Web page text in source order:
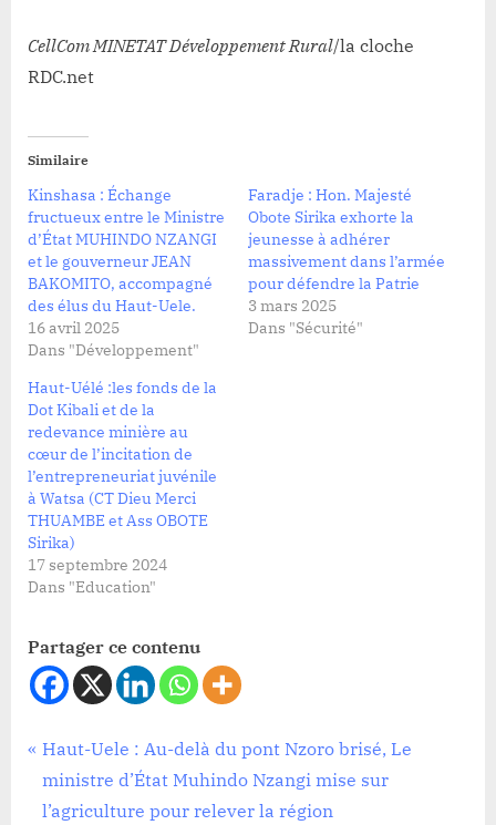
CellCom MINETAT Développement Rural/la cloche
RDC.net
Similaire
Kinshasa : Échange
fructueux entre le Ministre
d’État MUHINDO NZANGI
et le gouverneur JEAN
BAKOMITO, accompagné
des élus du Haut-Uele.
16 avril 2025
Dans "Développement"
Faradje : Hon. Majesté
Obote Sirika exhorte la
jeunesse à adhérer
massivement dans l’armée
pour défendre la Patrie
3 mars 2025
Dans "Sécurité"
Haut-Uélé :les fonds de la
Dot Kibali et de la
redevance minière au
cœur de l’incitation de
l’entrepreneuriat juvénile
à Watsa (CT Dieu Merci
THUAMBE et Ass OBOTE
Sirika)
17 septembre 2024
Dans "Education"
Partager ce contenu
Société
Navigation
de
P
r
e
Haut-Uele : Au-delà du pont Nzoro brisé, Le
ministre d’État Muhindo Nzangi mise sur
l’agriculture pour relever la région